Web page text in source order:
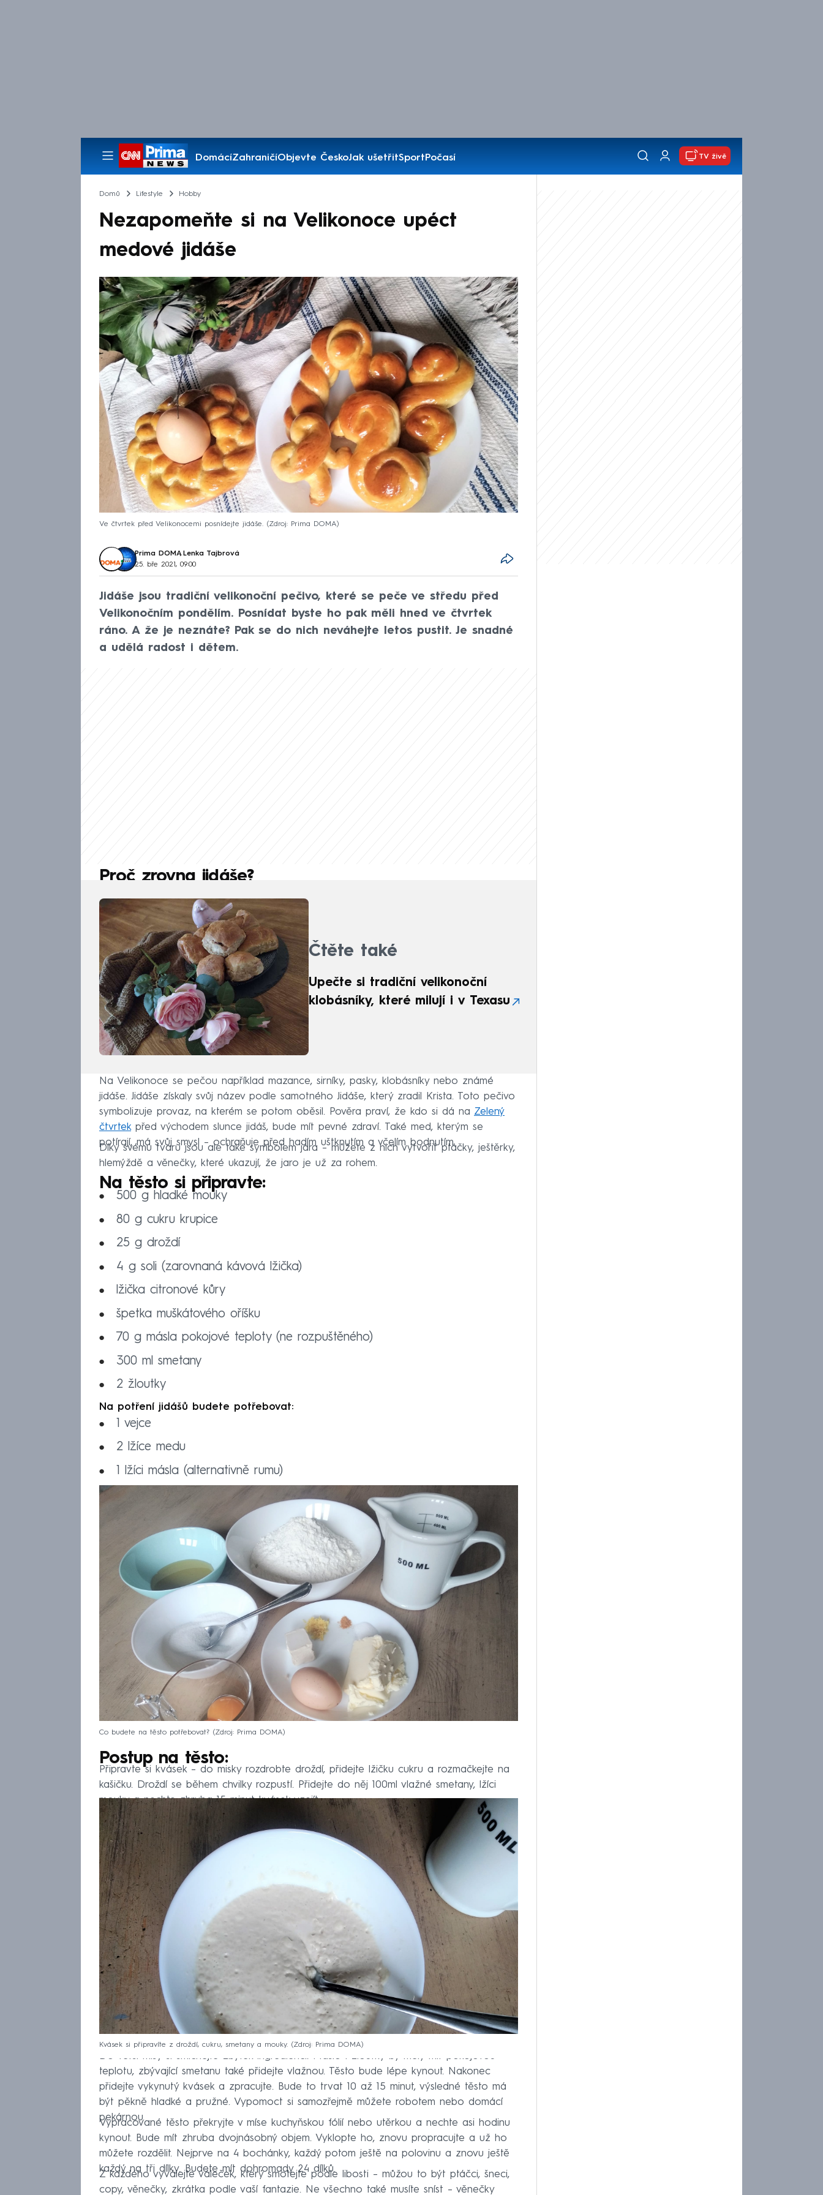
DomácíZahraničíObjevte ČeskoJak ušetřitSportPočasí
Pořady
TV živě
Domů Lifestyle Hobby
Nezapomeňte si na Velikonoce upéct
medové jidáše
Ve čtvrtek před Velikonocemi posnídejte jidáše. Zdroj: Prima DOMA
Prima DOMA, Lenka Tajbrová
25. bře 2021, 09:00
Jidáše jsou tradiční velikonoční pečivo, které se peče ve středu před
Velikonočním pondělím. Posnídat byste ho pak měli hned ve čtvrtek
ráno. A že je neznáte? Pak se do nich neváhejte letos pustit. Je snadné
a udělá radost i dětem.
Proč zrovna jidáše?
Čtěte také
Upečte si tradiční velikonoční
klobásníky, které milují i v Texasu
Na Velikonoce se pečou například mazance, sirníky, pasky, klobásníky nebo známé
jidáše. Jidáše získaly svůj název podle samotného Jidáše, který zradil Krista. Toto pečivo
symbolizuje provaz, na kterém se potom oběsil. Pověra praví, že kdo si dá na Zelený
čtvrtekpřed východem slunce jidáš, bude mít pevné zdraví. Také med, kterým se
potírají, má svůj smysl – ochraňuje před hadím uštknutím a včelím bodnutím.
Díky svému tvaru jsou ale také symbolem jara – můžete z nich vytvořit ptáčky, ještěrky,
hlemýždě a věnečky, které ukazují, že jaro je už za rohem.
Na těsto si připravte:
500 g hladké mouky
80 g cukru krupice
25 g droždí
4 g soli (zarovnaná kávová lžička)
lžička citronové kůry
špetka muškátového oříšku
70 g másla pokojové teploty (ne rozpuštěného)
300 ml smetany
2 žloutky
Na potření jidášů budete potřebovat:
1 vejce
2 lžíce medu
1 lžíci másla (alternativně rumu)
Co budete na těsto potřebovat? Zdroj: Prima DOMA
Postup na těsto:
Připravte si kvásek – do misky rozdrobte droždí, přidejte lžičku cukru a rozmačkejte na
kašičku. Droždí se během chvilky rozpustí. Přidejte do něj 100ml vlažné smetany, lžíci
mouky a nechte zhruba 15 minut kvásek vzejít.
Kvásek si připravíte z droždí, cukru, smetany a mouky. Zdroj: Prima DOMA
Do větší mísy si smíchejte zbytek ingrediencí. Máslo i žloutky by měly mít pokojovou
teplotu, zbývající smetanu také přidejte vlažnou. Těsto bude lépe kynout. Nakonec
přidejte vykynutý kvásek a zpracujte. Bude to trvat 10 až 15 minut, výsledné těsto má
být pěkně hladké a pružné. Vypomoct si samozřejmě můžete robotem nebo domácí
pekárnou.
Vypracované těsto překryjte v míse kuchyňskou fólií nebo utěrkou a nechte asi hodinu
kynout. Bude mít zhruba dvojnásobný objem. Vyklopte ho, znovu propracujte a už ho
můžete rozdělit. Nejprve na 4 bochánky, každý potom ještě na polovinu a znovu ještě
každý na tři dílky. Budete mít dohromady 24 dílků.
Z každého vyválejte váleček, který smotejte podle libosti – můžou to být ptáčci, šneci,
copy, věnečky, zkrátka podle vaší fantazie. Ne všechno také musíte sníst – věnečky